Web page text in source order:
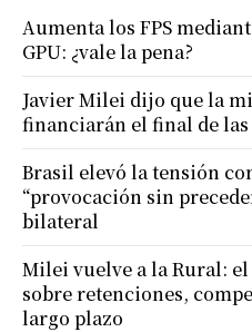
Aumenta los FPS
GPU: ¿vale la pena?
Javier Milei dijo que la
financiarán el final de
Brasil elevó la tensión
“provocación sin
bilateral
Milei vuelve a la Rural: el
sobre retenciones,
largo plazo